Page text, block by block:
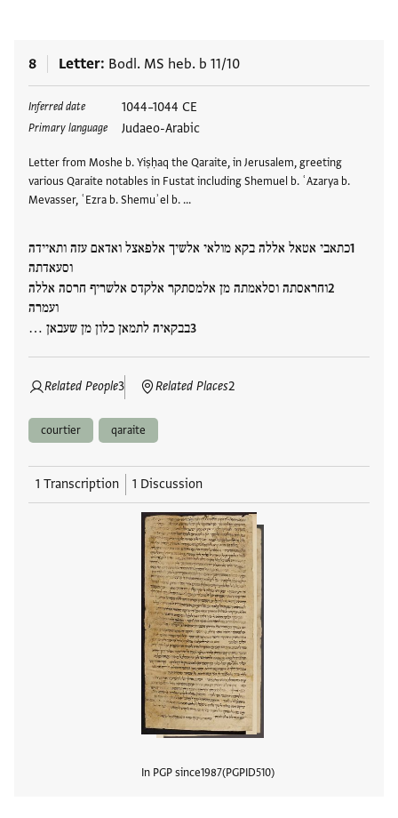
8 Letter Bodl. MS heb. b 11/10
Inferred date 1044–1044 CE
Primary language Judaeo-Arabic
Letter from Moshe b. Yiṣḥaq the Qaraite, in Jerusalem, greeting
various Qaraite notables in Fustat including Shemuel b. ʿAzarya b.
Mevasser, ʿEzra b. Shemuʾel b. …
כתאבי אטאל אללה בקא מולאי אלשיך אלפאצל ואדאם עזה ותאיידה
וסעאדתה
וחראסתה וסלאמתה מן אלמסתקר אלקדס אלשריף חרסה אללה
ועמרה
בבקאיה לתמאן כלון מן שעבאן …
Related People3 Related Places2
Tags
courtier qaraite
1 Transcription 1 Discussion
In PGP since1987 PGPID510